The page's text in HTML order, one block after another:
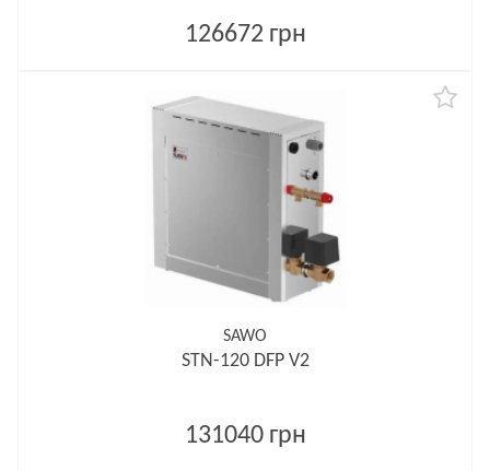
126672 грн
SAWO
STN-120 DFP V2
131040 грн